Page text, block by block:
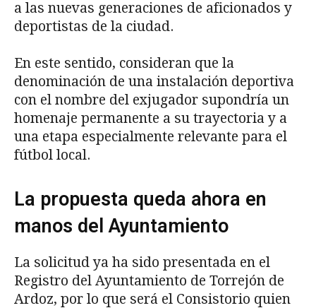
a las nuevas generaciones de aficionados y
deportistas de la ciudad.
En este sentido, consideran que la
denominación de una instalación deportiva
con el nombre del exjugador supondría un
homenaje permanente a su trayectoria y a
una etapa especialmente relevante para el
fútbol local.
La propuesta queda ahora en
manos del Ayuntamiento
La solicitud ya ha sido presentada en el
Registro del Ayuntamiento de Torrejón de
Ardoz, por lo que será el Consistorio quien